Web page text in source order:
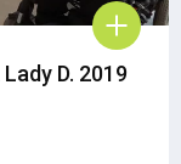
D. 2019